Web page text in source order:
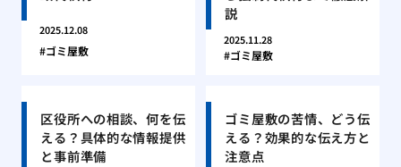
2025.12.08
ゴミ屋敷
説
2025.11.28
ゴミ屋敷
区役所への相談、何を伝
える？具体的な情報提供
と事前準備
ゴミ屋敷の苦情、どう伝
える？効果的な伝え方と
注意点